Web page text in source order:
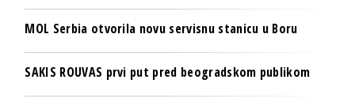
MOL Serbia otvorila novu servisnu stanicu u Boru
SAKIS ROUVAS prvi put pred beogradskom publikom